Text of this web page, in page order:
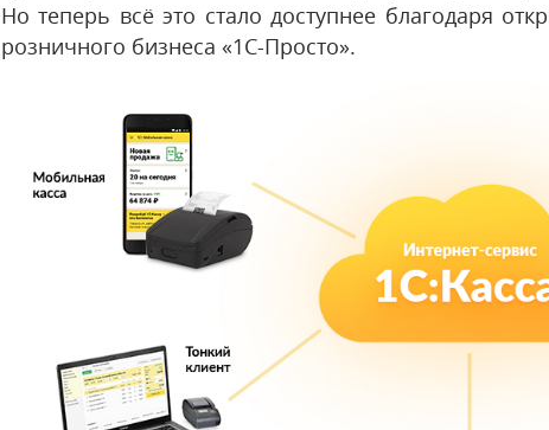
Но теперь всё это стало доступнее благодаря
розничного бизнеса «1С-Просто».